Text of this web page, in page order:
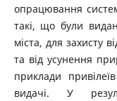
опрацювання
такі, що були
міста, для захисту
та від усунення
приклади
видачі. У